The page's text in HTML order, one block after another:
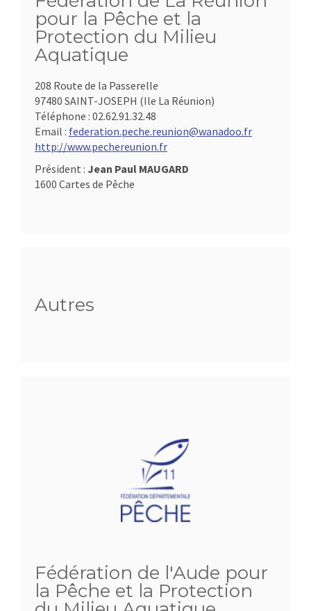
pour la Pêche et la
Protection du Milieu
Aquatique
208 Route de la Passerelle
97480 SAINT-JOSEPH (Ile La Réunion)
Téléphone : 02.62.91.32.48
Email : federation.peche.reunion@wanadoo.fr
http://www.pechereunion.fr
Président : Jean Paul MAUGARD
1600 Cartes de Pêche
Autres
Fédération de l'Aude pour
la Pêche et la Protection